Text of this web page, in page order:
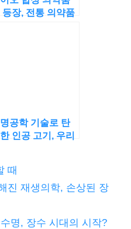
등장, 전통 의약품
공학 기술로 탄
인공 고기, 우리
때
진 재생의학, 손상된 장
명, 장수 시대의 시작?